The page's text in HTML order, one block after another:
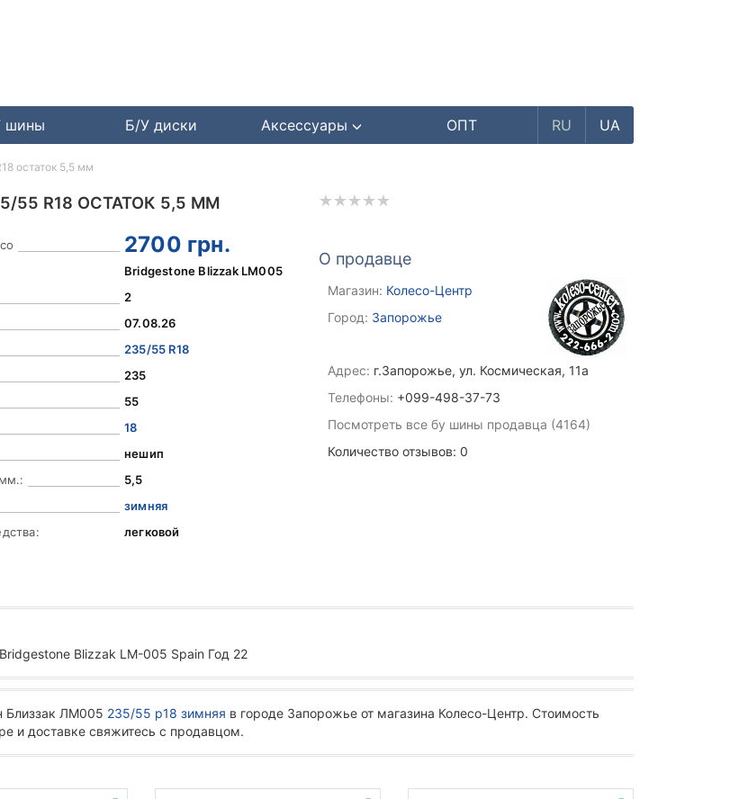
шины Б/У диски Аксессуары ОПТ RU UA
55 R18 ОСТАТОК 5,5 ММ
2700 грн.
Bridgestone Blizzak LM005
2
07.08.26
235/55 R18
235
55
18
нешип
5,5
зимняя
легковой
О продавце
Магазин: Колесо-Центр
Город: Запорожье
Адрес: г.Запорожье, ул. Космическая, 11а
Телефоны: +099-498-37-73
Посмотреть все бу шины продавца (4164)
Количество отзывов: 0
Blizzak LM-005 Spain Год 22
Близзак ЛМ005 235/55 р18 зимняя в городе Запорожье от магазина Колесо-Центр. Стоимость
и доставке свяжитесь с продавцом.
остаток 5,5 мм